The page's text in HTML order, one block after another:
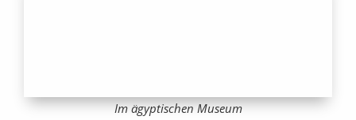
Im ägyptischen Museum